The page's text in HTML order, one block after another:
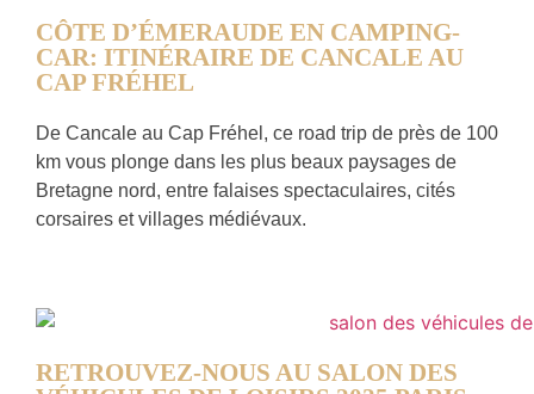
CÔTE D’ÉMERAUDE EN CAMPING-
CAR: ITINÉRAIRE DE CANCALE AU
CAP FRÉHEL
De Cancale au Cap Fréhel, ce road trip de près de 100
km vous plonge dans les plus beaux paysages de
Bretagne nord, entre falaises spectaculaires, cités
corsaires et villages médiévaux.
RETROUVEZ-NOUS AU SALON DES